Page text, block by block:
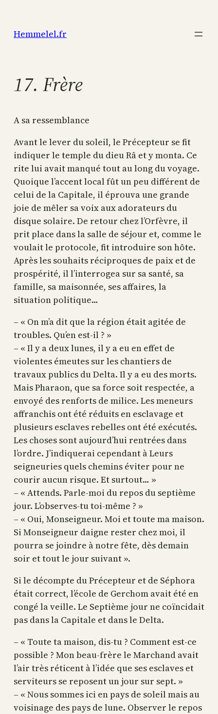
contenu
Hemmelel.fr
17. Frère
A sa ressemblance
Avant le lever du soleil, le Précepteur se fit
indiquer le temple du dieu Râ et y monta. Ce
rite lui avait manqué tout au long du voyage.
Quoique l’accent local fût un peu différent de
celui de la Capitale, il éprouva une grande
joie de mêler sa voix aux adorateurs du
disque solaire. De retour chez l’Orfèvre, il
prit place dans la salle de séjour et, comme le
voulait le protocole, fit introduire son hôte.
Après les souhaits réciproques de paix et de
prospérité, il l’interrogea sur sa santé, sa
famille, sa maisonnée, ses affaires, la
situation politique…
– « On m’a dit que la région était agitée de
troubles. Qu’en est-il ? »
– « Il y a deux lunes, il y a eu en effet de
violentes émeutes sur les chantiers de
travaux publics du Delta. Il y a eu des morts.
Mais Pharaon, que sa force soit respectée, a
envoyé des renforts de milice. Les meneurs
affranchis ont été réduits en esclavage et
plusieurs esclaves rebelles ont été exécutés.
Les choses sont aujourd’hui rentrées dans
l’ordre. J’indiquerai cependant à Leurs
seigneuries quels chemins éviter pour ne
courir aucun risque. Et surtout… »
– « Attends. Parle-moi du repos du septième
jour. L’observes-tu toi-même ? »
– « Oui, Monseigneur. Moi et toute ma maison.
Si Monseigneur daigne rester chez moi, il
pourra se joindre à notre fête, dès demain
soir et tout le jour suivant ».
Si le décompte du Précepteur et de Séphora
était correct, l’école de Gerchom avait été en
congé la veille. Le Septième jour ne coïncidait
pas dans la Capitale et dans le Delta.
– « Toute ta maison, dis-tu ? Comment est-ce
possible ? Mon beau-frère le Marchand avait
l’air très réticent à l’idée que ses esclaves et
serviteurs se reposent un jour sur sept. »
– « Nous sommes ici en pays de soleil mais au
voisinage des pays de lune. Observer le repos